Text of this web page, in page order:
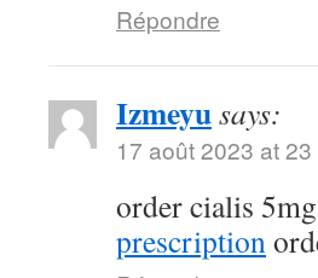
Répondre
Izmeyusays:
17 août 2023 at
order cialis
prescription